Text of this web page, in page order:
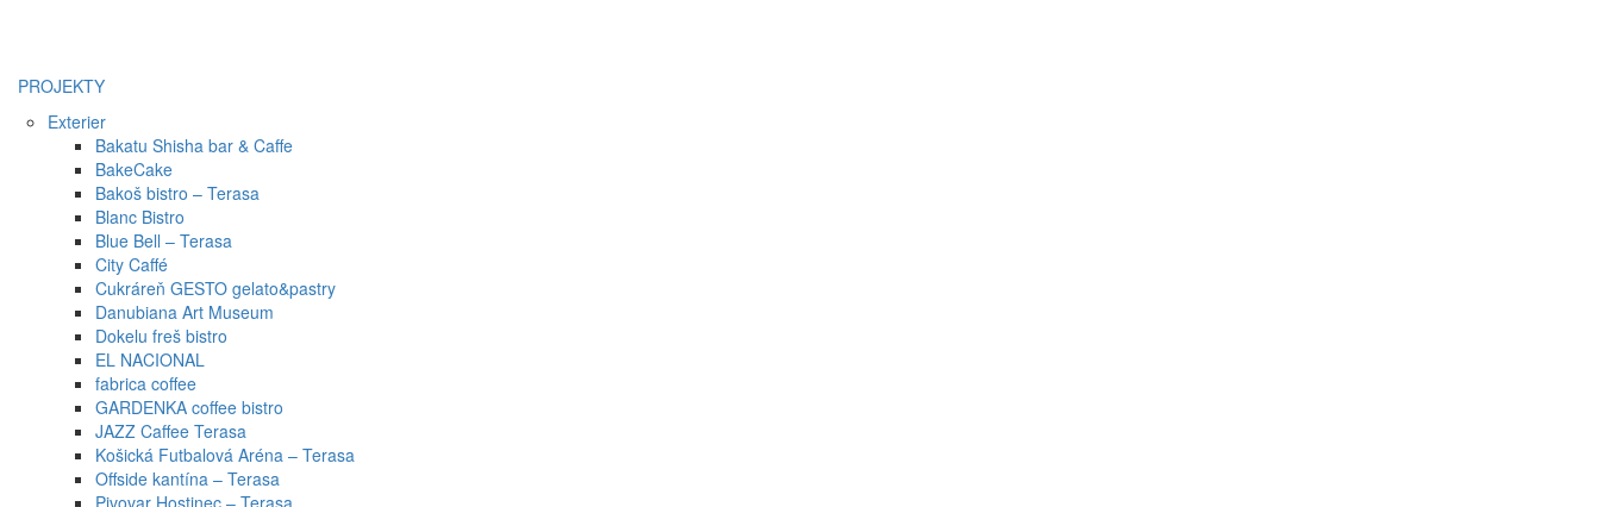
PROJEKTY
Exterier
Bakatu Shisha bar & Caffe
BakeCake
Bakoš bistro – Terasa
Blanc Bistro
Blue Bell – Terasa
City Caffé
Cukráreň GESTO gelato&pastry
Danubiana Art Museum
Dokelu freš bistro
EL NACIONAL
fabrica coffee
GARDENKA coffee bistro
JAZZ Caffee Terasa
Košická Futbalová Aréna – Terasa
Offside kantína – Terasa
Pivovar Hostinec – Terasa